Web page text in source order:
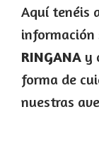
Aquí tenéis
información
RINGANA y
forma de
nuestras